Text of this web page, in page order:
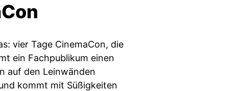
vier Tage CinemaCon, die
ein Fachpublikum einen
auf den Leinwänden
kommt mit Süßigkeiten